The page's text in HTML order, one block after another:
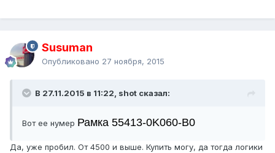
Susuman
Опубликовано 27 ноября, 2015
В 27.11.2015 в 11:22, shot сказал:
Вот ее нумер Рамка 55413-0K060-B0
Да, уже пробил. От 4500 и выше. Купить могу, да тогда логики